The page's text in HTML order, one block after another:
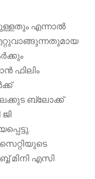
എന്നാൽ
ഫിലിം
ബ്ലോക്ക്
മിനി എസി